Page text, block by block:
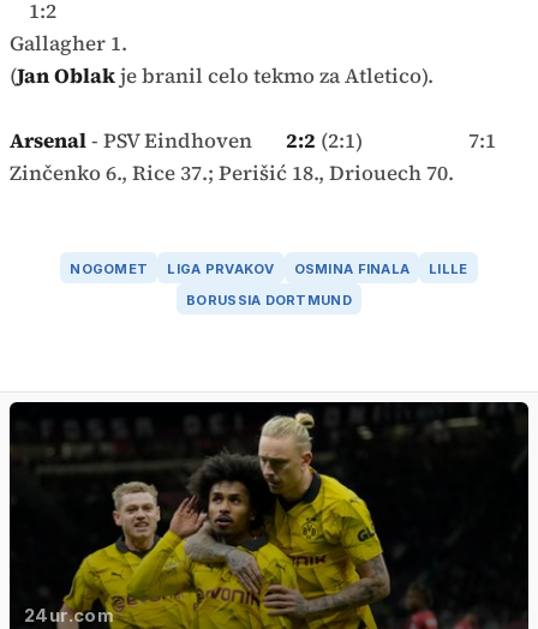
1:2
Gallagher 1.
(Jan Oblakje branil celo tekmo za Atletico).
Arsenal- PSV Eindhoven 2:2 (2:1) 7:1
Zinčenko 6., Rice 37.; Perišić 18., Driouech 70.
NOGOMET LIGA PRVAKOV OSMINA FINALA
LILLE
BORUSSIA DORTMUND
24ur.com